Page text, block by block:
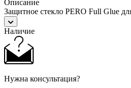
Описание
Защитное стекло PERO Full Glue
Наличие
Нужна консультация?